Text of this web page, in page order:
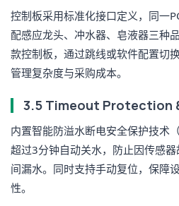
控制板采用标准化接口定义，同一
配感应龙头、冲水器、皂液器三种
款控制板，通过跳线或软件配置切
管理复杂度与采购成本。
3.5 Timeout Protection
内置智能防溢水断电安全保护技术
超过3分钟自动关水，防止因传感
间漏水。同时支持手动复位，保障
性。